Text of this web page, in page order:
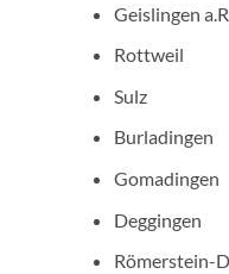
Geislingen a.R.
Rottweil
Sulz
Burladingen
Gomadingen
Deggingen
Römerstein-